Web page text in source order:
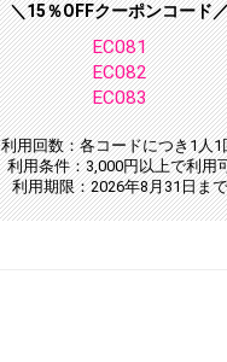
＼15％OFFクーポンコード
EC081
EC082
EC083
利用回数：各コードにつき1人1
利用条件：3,000円以上で利用
利用期限：2026年8月31日まで